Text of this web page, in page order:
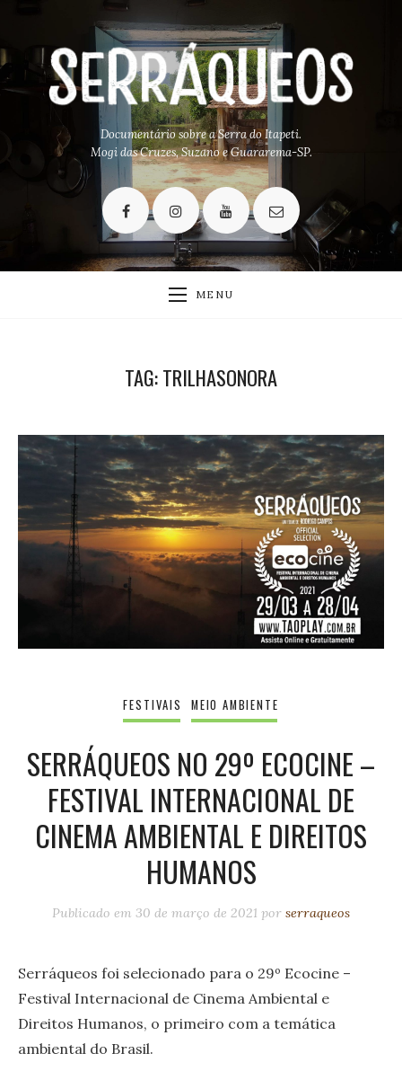
Documentário sobre a Serra do Itapeti.
Mogi das Cruzes, Suzano e Guararema-SP.
MENU
TAG: TRILHASONORA
FESTIVAIS MEIO AMBIENTE
SERRÁQUEOS NO 29º ECOCINE –
FESTIVAL INTERNACIONAL DE
CINEMA AMBIENTAL E DIREITOS
HUMANOS
Publicado em 30 de março de 2021 por serraqueos
Serráqueos foi selecionado para o 29º Ecocine –
Festival Internacional de Cinema Ambiental e
Direitos Humanos, o primeiro com a temática
ambiental do Brasil.